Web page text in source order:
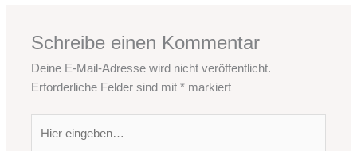
Schreibe einen Kommentar
Deine E-Mail-Adresse wird nicht veröffentlicht.
Erforderliche Felder sind mit* markiert
eingeben…